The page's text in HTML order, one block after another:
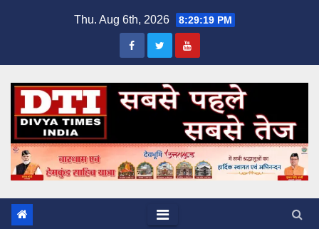
Thu. Aug 6th, 2026 8:29:19 PM